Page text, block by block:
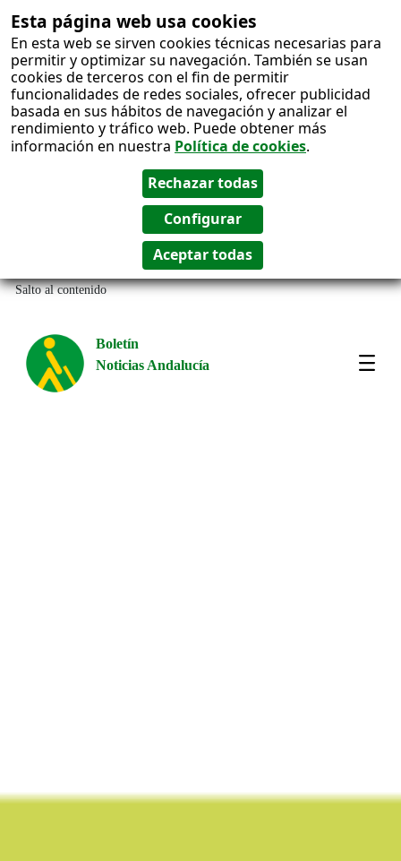
Esta página web usa cookies
En esta web se sirven cookies técnicas necesarias para
permitir y optimizar su navegación. También se usan
cookies de terceros con el fin de permitir
funcionalidades de redes sociales, ofrecer publicidad
basada en sus hábitos de navegación y analizar el
rendimiento y tráfico web. Puede obtener más
información en nuestra Política de cookies.
Salto al contenido
Boletín
Noticias Andalucía